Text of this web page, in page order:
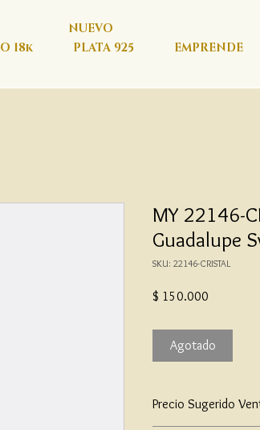
18k PLATA 925 EMPRENDE
NUEVO
MY 22146-
Guadalupe
SKU: 22146-CRISTAL
$ 150.000
Agotado
Precio Sugerido